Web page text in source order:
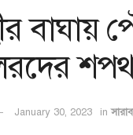
বাঘায়
January 30, 2023 in